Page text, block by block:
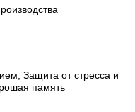
Защита от стресса и
память